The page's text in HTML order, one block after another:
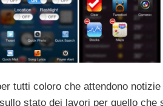
tutti coloro che attendono
stato dei lavori per quello che